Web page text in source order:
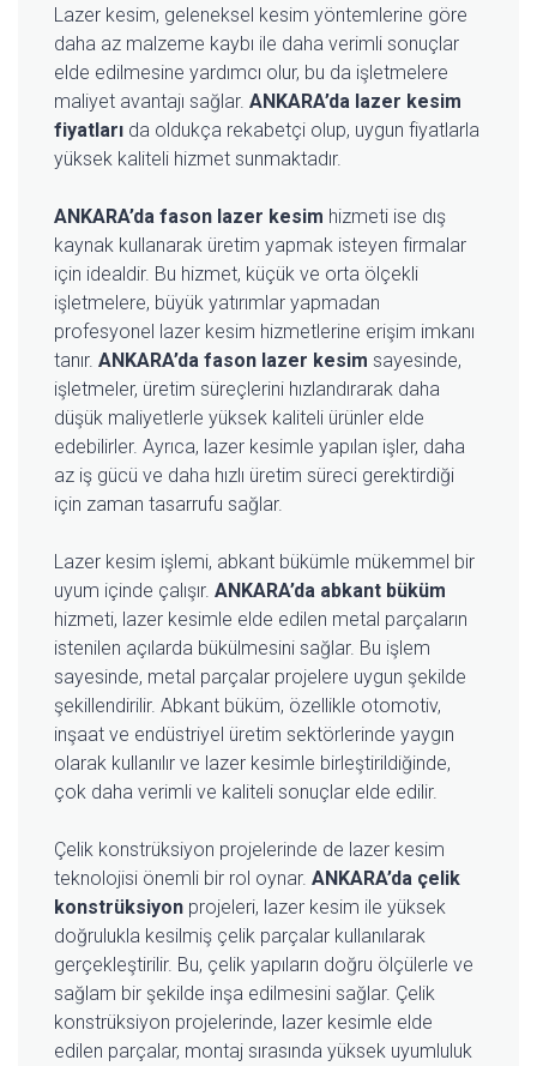
Lazer kesim, geleneksel kesim yöntemlerine göre
daha az malzeme kaybı ile daha verimli sonuçlar
elde edilmesine yardımcı olur, bu da işletmelere
maliyet avantajı sağlar. ANKARA’da lazer kesim
fiyatları da oldukça rekabetçi olup, uygun fiyatlarla
yüksek kaliteli hizmet sunmaktadır.
ANKARA’da fason lazer kesim hizmeti ise dış
kaynak kullanarak üretim yapmak isteyen firmalar
için idealdir. Bu hizmet, küçük ve orta ölçekli
işletmelere, büyük yatırımlar yapmadan
profesyonel lazer kesim hizmetlerine erişim imkanı
tanır. ANKARA’da fason lazer kesim sayesinde,
işletmeler, üretim süreçlerini hızlandırarak daha
düşük maliyetlerle yüksek kaliteli ürünler elde
edebilirler. Ayrıca, lazer kesimle yapılan işler, daha
az iş gücü ve daha hızlı üretim süreci gerektirdiği
için zaman tasarrufu sağlar.
Lazer kesim işlemi, abkant bükümle mükemmel bir
uyum içinde çalışır. ANKARA’da abkant büküm
hizmeti, lazer kesimle elde edilen metal parçaların
istenilen açılarda bükülmesini sağlar. Bu işlem
sayesinde, metal parçalar projelere uygun şekilde
şekillendirilir. Abkant büküm, özellikle otomotiv,
inşaat ve endüstriyel üretim sektörlerinde yaygın
olarak kullanılır ve lazer kesimle birleştirildiğinde,
çok daha verimli ve kaliteli sonuçlar elde edilir.
Çelik konstrüksiyon projelerinde de lazer kesim
teknolojisi önemli bir rol oynar. ANKARA’da çelik
konstrüksiyon projeleri, lazer kesim ile yüksek
doğrulukla kesilmiş çelik parçalar kullanılarak
gerçekleştirilir. Bu, çelik yapıların doğru ölçülerle ve
sağlam bir şekilde inşa edilmesini sağlar. Çelik
konstrüksiyon projelerinde, lazer kesimle elde
edilen parçalar, montaj sırasında yüksek uyumluluk